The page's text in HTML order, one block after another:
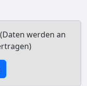
werden an